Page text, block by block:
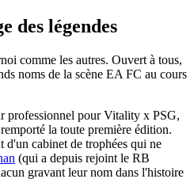
des légendes
comme les autres. Ouvert à tous,
noms de la scène EA FC au cours
professionnel pour Vitality x PSG,
la toute première édition.
d'un cabinet de trophées qui ne
(qui a depuis rejoint le RB
gravant leur nom dans l'histoire